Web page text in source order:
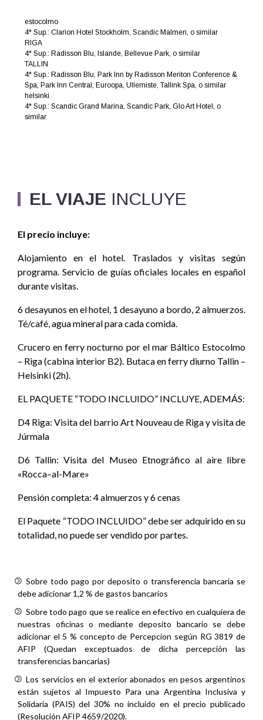
estocolmo
4* Sup.: Clarion Hotel Stockholm, Scandic Malmen, o similar
RIGA
4* Sup.: Radisson Blu, Islande, Bellevue Park, o similar
TALLIN
4* Sup.: Radisson Blu, Park Inn by Radisson Meriton Conference &
Spa, Park Inn Central, Euroopa, Ullemiste, Tallink Spa, o similar
helsinki
4* Sup.: Scandic Grand Marina, Scandic Park, Glo Art Hotel, o
similar
EL VIAJE INCLUYE
El precio incluye:
Alojamiento en el hotel. Traslados y visitas según
programa. Servicio de guías oficiales locales en español
durante visitas.
6 desayunos en el hotel, 1 desayuno a bordo, 2 almuerzos.
Té/café, agua mineral para cada comida.
Crucero en ferry nocturno por el mar Báltico Estocolmo
– Riga (cabina interior B2). Butaca en ferry diurno Tallin –
Helsinki (2h).
EL PAQUETE “TODO INCLUIDO” INCLUYE, ADEMÁS:
D4 Riga: Visita del barrio Art Nouveau de Riga y visita de
Júrmala
D6 Tallin: Visita del Museo Etnográfico al aire libre
«Rocca–al-Mare»
Pensión completa: 4 almuerzos y 6 cenas
El Paquete “TODO INCLUIDO” debe ser adquirido en su
totalidad, no puede ser vendido por partes.
Sobre todo pago por deposito o transferencia bancaria se
debe adicionar 1,2 % de gastos bancarios
Sobre todo pago que se realice en efectivo en cualquiera de
nuestras oficinas o mediante deposito bancario se debe
adicionar el 5 % concepto de Percepcion según RG 3819 de
AFIP (Quedan exceptuados de dicha percepción las
transferencias bancarias)
Los servicios en el exterior abonados en pesos argentinos
están sujetos al Impuesto Para una Argentina Inclusiva y
Solidaria (PAIS) del 30% no incluido en el precio publicado
(Resolución AFIP 4659/2020).